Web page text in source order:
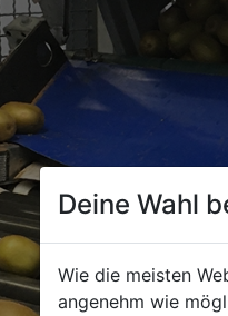
Deine Wahl
Wie die meisten
angenehm wie